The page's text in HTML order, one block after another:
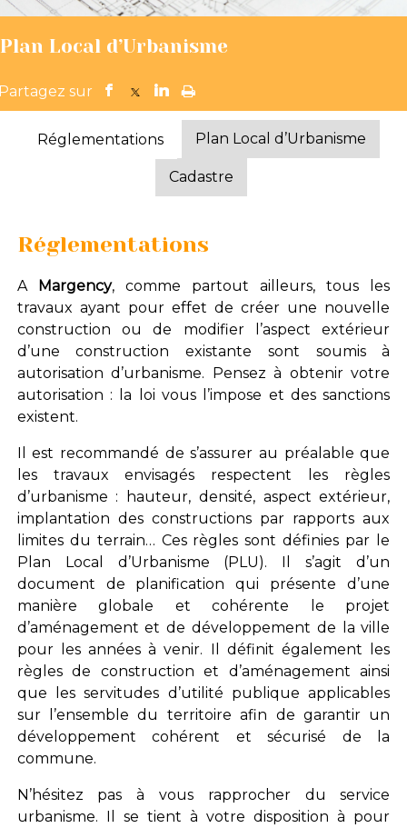
Plan Local d’Urbanisme
Réglementations Plan Local d’Urbanisme
Cadastre
Réglementations
A Margency, comme partout ailleurs, tous les
travaux ayant pour effet de créer une nouvelle
construction ou de modifier l’aspect extérieur
d’une construction existante sont soumis à
autorisation d’urbanisme. Pensez à obtenir votre
autorisation : la loi vous l’impose et des sanctions
existent.
Il est recommandé de s’assurer au préalable que
les travaux envisagés respectent les règles
d’urbanisme : hauteur, densité, aspect extérieur,
implantation des constructions par rapports aux
limites du terrain… Ces règles sont définies par le
Plan Local d’Urbanisme (PLU). Il s’agit d’un
document de planification qui présente d’une
manière globale et cohérente le projet
d’aménagement et de développement de la ville
pour les années à venir. Il définit également les
règles de construction et d’aménagement ainsi
que les servitudes d’utilité publique applicables
sur l’ensemble du territoire afin de garantir un
développement cohérent et sécurisé de la
commune.
N’hésitez pas à vous rapprocher du service
urbanisme. Il se tient à votre disposition à pour